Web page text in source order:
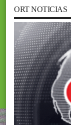
ORT NOTICIAS